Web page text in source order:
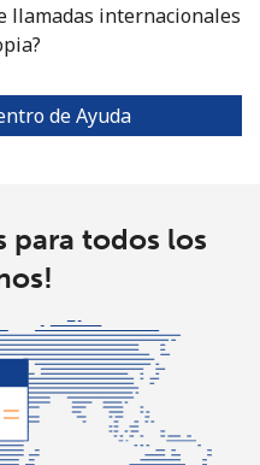
15 min por
⁦$5⁩
llamadas internacionales
de Ayuda
para todos los